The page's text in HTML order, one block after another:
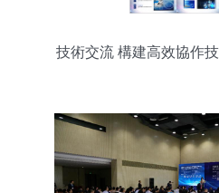
技術交流 構建高效協作